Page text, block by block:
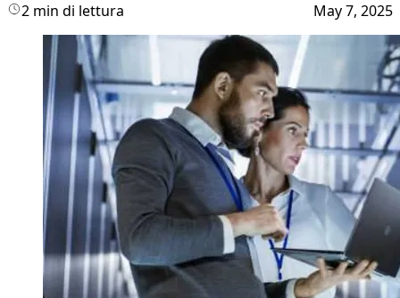
2 min di lettura May 7, 2025